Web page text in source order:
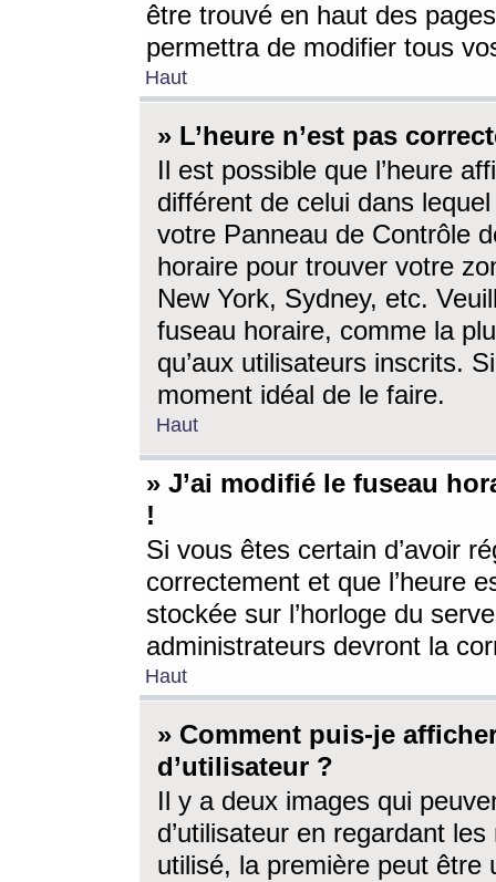
être trouvé en haut des
permettra de modifier tous
Haut
» L’heure n’est pas
Il est possible que l’heure
différent de celui dans
votre Panneau de Contrôle
horaire pour trouver votre
New York, Sydney, etc.
fuseau horaire, comme la
qu’aux utilisateurs inscrits.
moment idéal de le faire.
Haut
» J’ai modifié le fuseau
!
Si vous êtes certain d’avoir
correctement et que l’heure
stockée sur l’horloge du
administrateurs devront la
Haut
» Comment puis-je
d’utilisateur ?
Il y a deux images qui
d’utilisateur en regardant
utilisé, la première peut être